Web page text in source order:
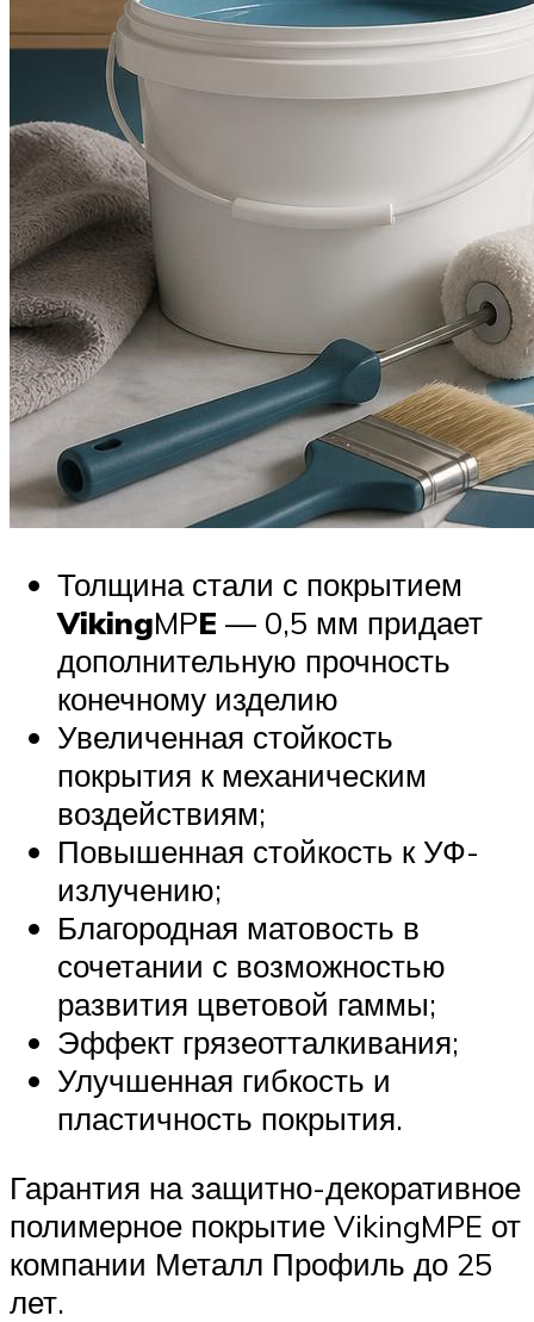
Толщина стали с покрытием
VikingMPE — 0,5 мм придает
дополнительную прочность
конечному изделию
Увеличенная стойкость
покрытия к механическим
воздействиям;
Повышенная стойкость к УФ-
излучению;
Благородная матовость в
сочетании с возможностью
развития цветовой гаммы;
Эффект грязеотталкивания;
Улучшенная гибкость и
пластичность покрытия.
Гарантия на защитно-декоративное
полимерное покрытие VikingMPE от
компании Металл Профиль до 25
лет.